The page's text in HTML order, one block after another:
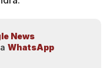
News
WhatsApp